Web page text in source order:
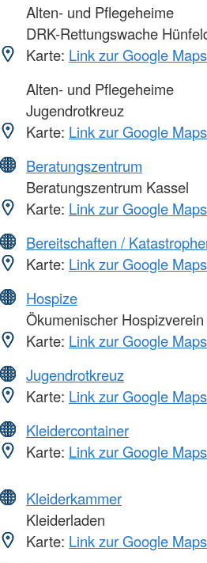
Alten- und Pflegeheime
DRK-Rettungswache
Karte: Link zur Google
Alten- und Pflegeheime
Jugendrotkreuz
Karte: Link zur Google
Beratungszentrum
Beratungszentrum Kassel
Karte: Link zur Google
Bereitschaften /
Karte: Link zur Google
Hospize
Ökumenischer
Karte: Link zur Google
Jugendrotkreuz
Karte: Link zur Google
Kleidercontainer
Karte: Link zur Google
Kleiderkammer
Kleiderladen
Karte: Link zur Google